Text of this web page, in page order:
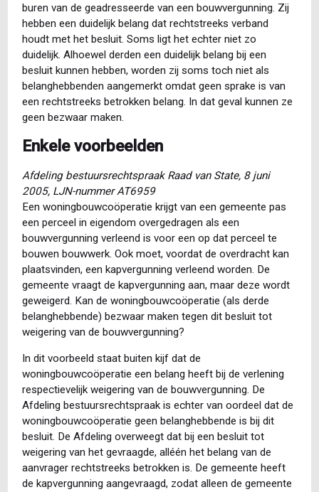
buren van de geadresseerde van een bouwvergunning. Zij
hebben een duidelijk belang dat rechtstreeks verband
houdt met het besluit. Soms ligt het echter niet zo
duidelijk. Alhoewel derden een duidelijk belang bij een
besluit kunnen hebben, worden zij soms toch niet als
belanghebbenden aangemerkt omdat geen sprake is van
een rechtstreeks betrokken belang. In dat geval kunnen ze
geen bezwaar maken.
Enkele voorbeelden
Afdeling bestuursrechtspraak Raad van State, 8 juni
2005, LJN-nummer AT6959
Een woningbouwcoöperatie krijgt van een gemeente pas
een perceel in eigendom overgedragen als een
bouwvergunning verleend is voor een op dat perceel te
bouwen bouwwerk. Ook moet, voordat de overdracht kan
plaatsvinden, een kapvergunning verleend worden. De
gemeente vraagt de kapvergunning aan, maar deze wordt
geweigerd. Kan de woningbouwcoöperatie (als derde
belanghebbende) bezwaar maken tegen dit besluit tot
weigering van de bouwvergunning?
In dit voorbeeld staat buiten kijf dat de
woningbouwcoöperatie een belang heeft bij de verlening
respectievelijk weigering van de bouwvergunning. De
Afdeling bestuursrechtspraak is echter van oordeel dat de
woningbouwcoöperatie geen belanghebbende is bij dit
besluit. De Afdeling overweegt dat bij een besluit tot
weigering van het gevraagde, alléén het belang van de
aanvrager rechtstreeks betrokken is. De gemeente heeft
de kapvergunning aangevraagd, zodat alleen de gemeente